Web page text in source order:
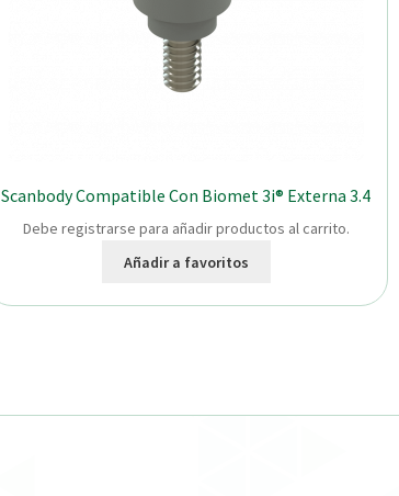
Scanbody Compatible Con Biomet 3i® Externa 3.4
Debe registrarse para añadir productos al carrito.
Añadir a favoritos